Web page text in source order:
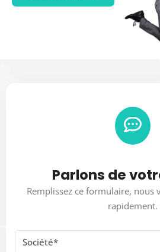
Parlons de
Remplissez ce formulaire, nous
rapidement.